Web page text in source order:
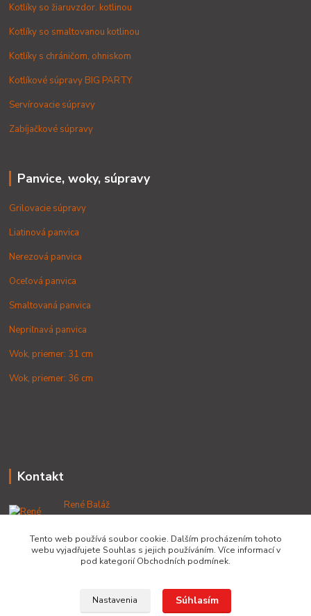
Kotlíky so žiaruvzdor. kotlinou
Kotlíky so smaltovanou kotlinou
Kotlíky s chráničom, ohniskom
Kotlíkové súpravy BIG PARTY
Servírovacie súpravy
Zabíjačkové súpravy
Panvice, woky, súpravy
Grilovacie súpravy
Liatinová panvica
Nerezová panvica
Oceľová panvica
Smaltovaná panvica
Nepriľnavá panvica
Wok, priemer: 31 cm
Wok, priemer: 36 cm
Kontakt
René Baláž
+421 902 212 007
od 8:00 - do 16:00 hod
info@lacnekotliky.sk
Tento web používá soubor cookie. Dalším procházením tohoto
webu vyjadřujete Souhlas s jejich používáním. Více informací v
pod kategorií Obchodních podmínek.
Nastavenia Súhlasím